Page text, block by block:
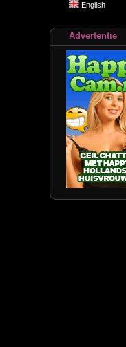
English
Advertentie